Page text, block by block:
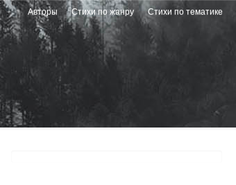
Перейти
к
основному
содержанию
Авторы Стихи по жанру Стихи по тематике